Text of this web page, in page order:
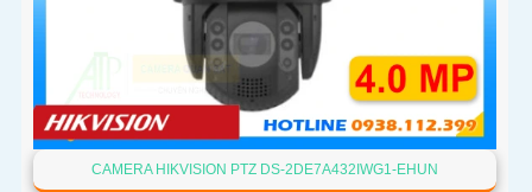
CAMERA HIKVISION PTZ DS-2DE7A432IWG1-EHUN